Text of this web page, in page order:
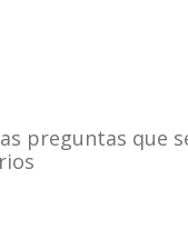
preguntas que